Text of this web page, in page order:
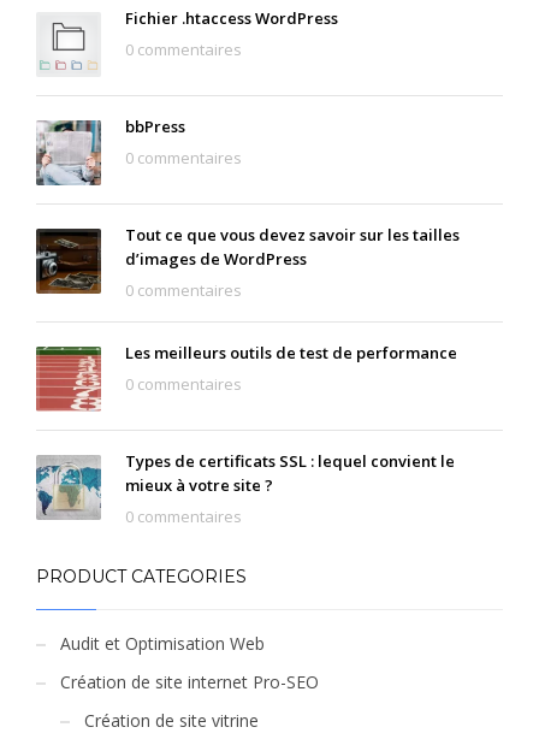
Fichier .htaccess WordPress
0 commentaires
bbPress
0 commentaires
Tout ce que vous devez savoir sur les tailles
d’images de WordPress
0 commentaires
Les meilleurs outils de test de performance
0 commentaires
Types de certificats SSL : lequel convient le
mieux à votre site ?
0 commentaires
PRODUCT CATEGORIES
Audit et Optimisation Web
Création de site internet Pro-SEO
Création de site vitrine